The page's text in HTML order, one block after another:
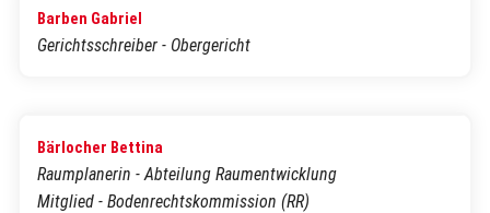
Barben Gabriel
Gerichtsschreiber - Obergericht
Bärlocher Bettina
Raumplanerin - Abteilung Raumentwicklung
Mitglied - Bodenrechtskommission (RR)